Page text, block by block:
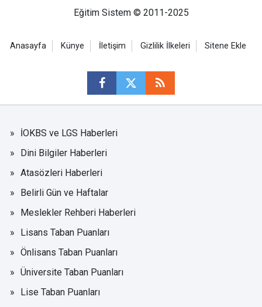
Eğitim Sistem © 2011-2025
Anasayfa Künye İletişim Gizlilik İlkeleri Sitene Ekle
İOKBS ve LGS Haberleri
Dini Bilgiler Haberleri
Atasözleri Haberleri
Belirli Gün ve Haftalar
Meslekler Rehberi Haberleri
Lisans Taban Puanları
Önlisans Taban Puanları
Üniversite Taban Puanları
Lise Taban Puanları